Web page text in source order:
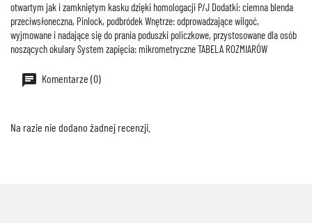
otwartym jak i zamkniętym kasku dzięki homologacji P/J Dodatki: ciemna blenda
przeciwsłoneczna, Pinlock, podbródek Wnętrze: odprowadzające wilgoć,
wyjmowane i nadające się do prania poduszki policzkowe, przystosowane dla osób
noszących okulary System zapięcia: mikrometryczne TABELA ROZMIARÓW
Komentarze (0)
Na razie nie dodano żadnej recenzji.